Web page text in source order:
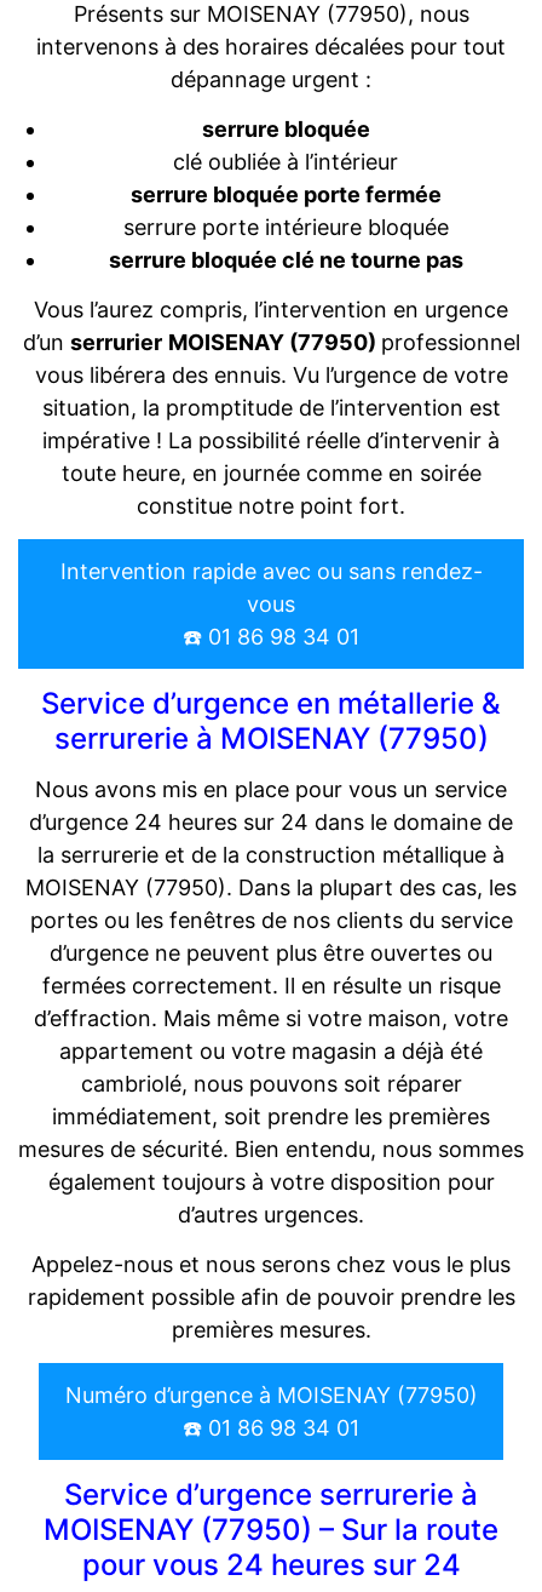
Présents sur MOISENAY (77950), nous
intervenons à des horaires décalées pour tout
dépannage urgent :
serrure bloquée
clé oubliée à l’intérieur
serrure bloquée porte fermée
serrure porte intérieure bloquée
serrure bloquée clé ne tourne pas
Vous l’aurez compris, l’intervention en urgence
d’un serrurier MOISENAY (77950) professionnel
vous libérera des ennuis. Vu l’urgence de votre
situation, la promptitude de l’intervention est
impérative ! La possibilité réelle d’intervenir à
toute heure, en journée comme en soirée
constitue notre point fort.
Intervention rapide avec ou sans rendez-
vous
☎️ 01 86 98 34 01
Service d’urgence en métallerie &
serrurerie à MOISENAY (77950)
Nous avons mis en place pour vous un service
d’urgence 24 heures sur 24 dans le domaine de
la serrurerie et de la construction métallique à
MOISENAY (77950). Dans la plupart des cas, les
portes ou les fenêtres de nos clients du service
d’urgence ne peuvent plus être ouvertes ou
fermées correctement. Il en résulte un risque
d’effraction. Mais même si votre maison, votre
appartement ou votre magasin a déjà été
cambriolé, nous pouvons soit réparer
immédiatement, soit prendre les premières
mesures de sécurité. Bien entendu, nous sommes
également toujours à votre disposition pour
d’autres urgences.
Appelez-nous et nous serons chez vous le plus
rapidement possible afin de pouvoir prendre les
premières mesures.
Numéro d’urgence à MOISENAY (77950)
☎️ 01 86 98 34 01
Service d’urgence serrurerie à
MOISENAY (77950) – Sur la route
pour vous 24 heures sur 24